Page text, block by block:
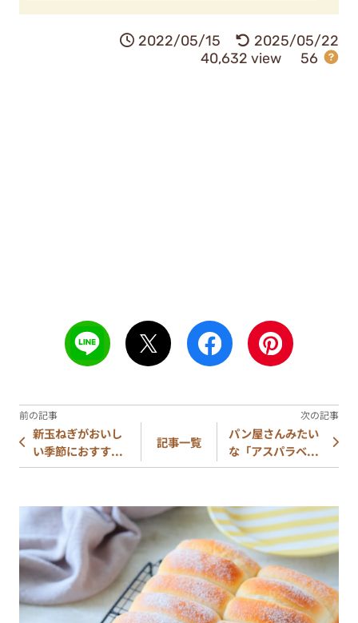
2022/05/15
2025/05/22
40,632 view
56
新玉ねぎがおいし
い季節におすす...
記事一覧
パン屋さんみたい
な「アスパラベ...